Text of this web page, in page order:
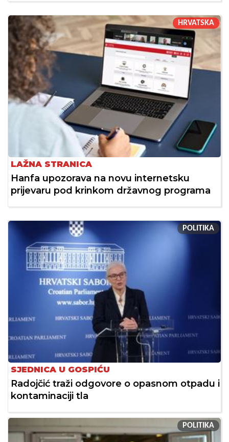
HRVATSKA
LAŽNA STRANICA
Hanfa upozorava na novu internetsku
prijevaru pod krinkom državnog programa
POLITIKA
SJEDNICA U GOSPIĆU
Radojčić traži odgovore o opasnom otpadu i
kontaminaciji tla
POLITIKA